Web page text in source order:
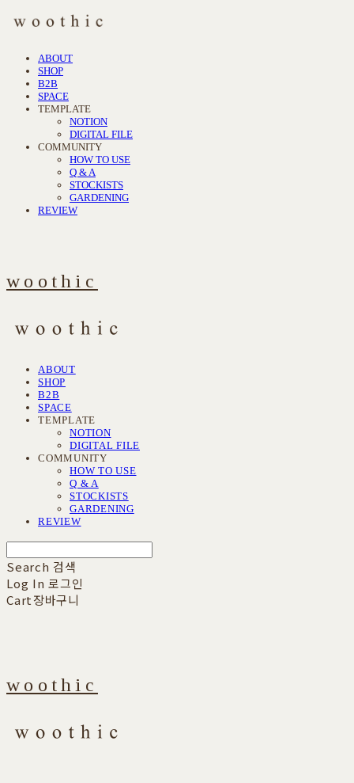
ABOUT
SHOP
B2B
SPACE
TEMPLATE
NOTION
DIGITAL FILE
COMMUNITY
HOW TO USE
Q & A
STOCKISTS
GARDENING
REVIEW
woothic
ABOUT
SHOP
B2B
SPACE
TEMPLATE
NOTION
DIGITAL FILE
COMMUNITY
HOW TO USE
Q & A
STOCKISTS
GARDENING
REVIEW
Search 검색
Log In 로그인
Cart장바구니
woothic